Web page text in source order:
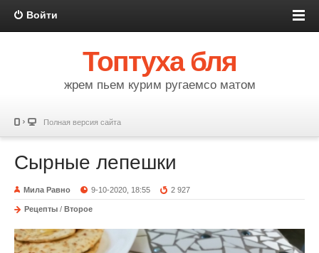
Войти
Топтуха бля
жрем пьем курим ругаемсо матом
Полная версия сайта
Сырные лепешки
Мила Равно 9-10-2020, 18:55 2 927
Рецепты / Второе